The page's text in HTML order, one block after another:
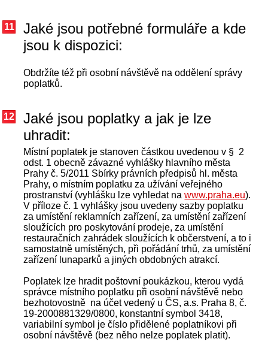
11
Jaké jsou potřebné formuláře a kde
jsou k dispozici:
Obdržíte též při osobní návštěvě na oddělení správy
poplatků.
12
Jaké jsou poplatky a jak je lze
uhradit:
Místní poplatek je stanoven částkou uvedenou v § 2
odst. 1 obecně závazné vyhlášky hlavního města
Prahy č. 5/2011 Sbírky právních předpisů hl. města
Prahy, o místním poplatku za užívání veřejného
prostranství (vyhlášku lze vyhledat nawww.praha.eu).
V příloze č. 1 vyhlášky jsou uvedeny sazby poplatku
za umístění reklamních zařízení, za umístění zařízení
sloužících pro poskytování prodeje, za umístění
restauračních zahrádek sloužících k občerstvení, a to i
samostatně umístěných, při pořádání trhů, za umístění
zařízení lunaparků a jiných obdobných atrakcí.
Poplatek lze hradit poštovní poukázkou, kterou vydá
správce místního poplatku při osobní návštěvě nebo
bezhotovostně na účet vedený u ČS, a.s. Praha 8, č.
19-2000881329/0800, konstantní symbol 3418,
variabilní symbol je číslo přidělené poplatníkovi při
osobní návštěvě (bez něho nelze poplatek platit).